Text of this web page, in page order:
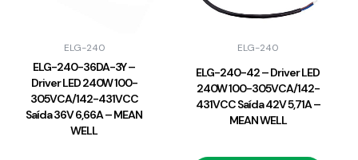
ELG-240
ELG-240-36DA-3Y –
Driver LED 240W 100-
305VCA/142-431VCC
Saída 36V 6,66A – MEAN
WELL
ELG-240
ELG-240-42 – Driver LED
240W 100-305VCA/142-
431VCC Saída 42V 5,71A –
MEAN WELL